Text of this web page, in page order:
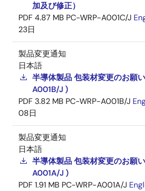
加及び修正）
PDF 4.87 MB PC-WRP-A001C/J
23日
製品変更通知
日本語
半導体製品 包装材変更のお願
A001B/J )
PDF 3.82 MB PC-WRP-A001B/J
08日
製品変更通知
日本語
半導体製品 包装材変更のお願
A001A/J )
PDF 1.91 MB PC-WRP-A001A/J